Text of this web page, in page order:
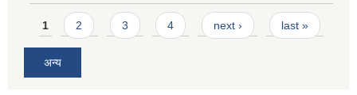
Pages
1 2 3 4 next › last »
अन्य